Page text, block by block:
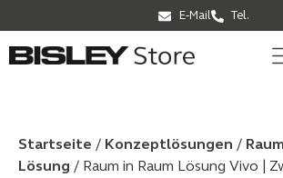
E-Mail Tel.
Startseite / Konzeptlösungen /
Lösung / Raum in Raum Lösung Vivo |